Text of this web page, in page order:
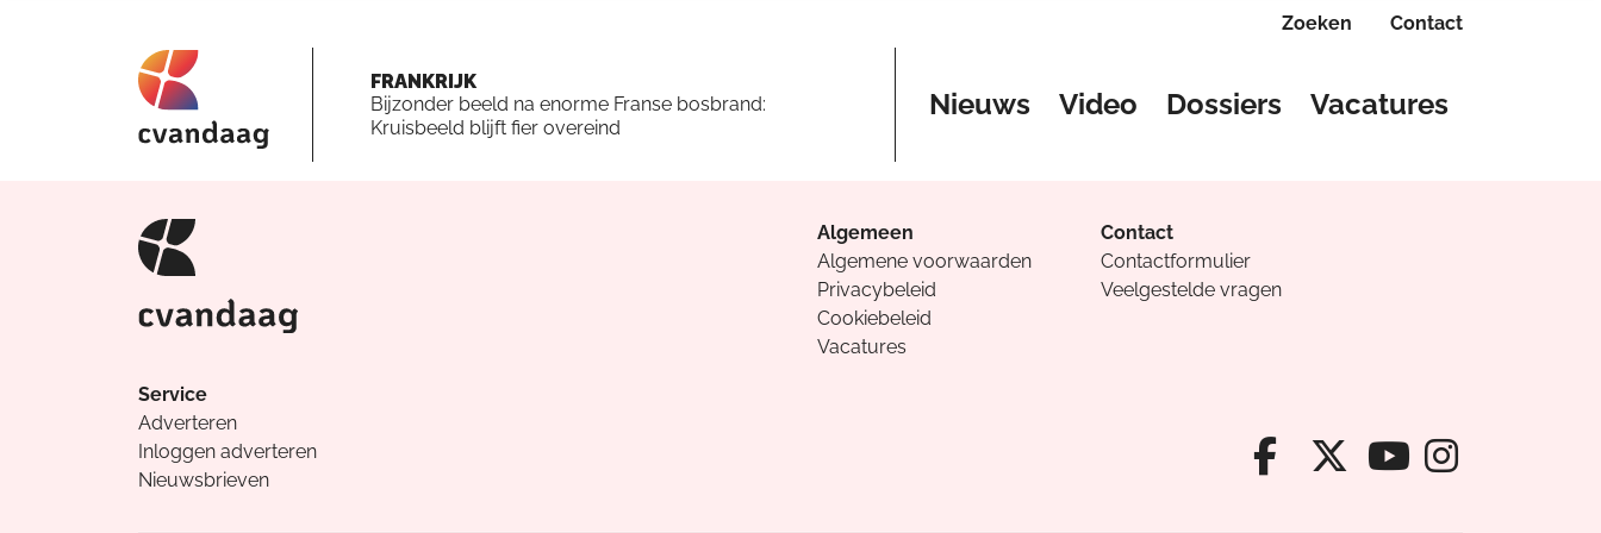
Zoeken Contact
FRANKRIJK
Bijzonder beeld na enorme Franse bosbrand:
Kruisbeeld blijft fier overeind
Nieuws Video Dossiers Vacatures
Algemeen
Algemene voorwaarden
Privacybeleid
Cookiebeleid
Vacatures
Contact
Contactformulier
Veelgestelde vragen
Service
Adverteren
Inloggen adverteren
Nieuwsbrieven
Facebook van
X van